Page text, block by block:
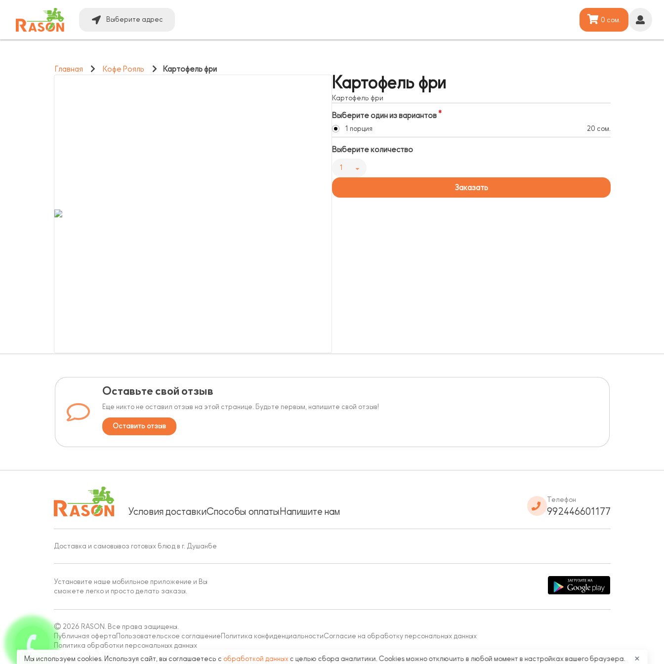
Выберите адрес 0 сом.
Главная Кофе Рояль Картофель фри
Картофель фри
Картофель фри
Выберите один из вариантов
1 порция 20 сом.
Выберите количество
1
Заказать
Оставьте свой отзыв
Еще никто не оставил отзыв на этой странице. Будьте первым, напишите свой отзыв!
Оставить отзыв
Условия доставкиСпособы оплатыНапишите нам
Телефон
992446601177
Доставка и самовывоз готовых блюд в г. Душанбе
Установите наше мобильное приложение и Вы
сможете легко и просто делать заказы.
© 2026 RASON. Все права защищены.
Публичная оферта Пользовательское соглашение Политика конфиденциальностиСогласие на обработку персональных данных
Политика обработки персональных данных
Работает на Moba
Мы используем cookies. Используя сайт, вы соглашаетесь с обработкой данных с целью сбора аналитики. Cookies можно отключить в любой момент в настройках вашего браузера. ✕